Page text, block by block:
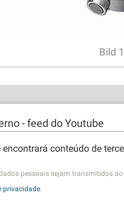
Bild 1
- feed do Youtube
encontrará conteúdo de
pessoais sejam transmitidos
privacidade.